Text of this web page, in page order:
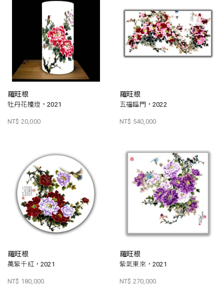
羅旺根
牡丹花檯燈，2021
NT$ 20,000
羅旺根
五福臨門，2022
NT$ 540,000
羅旺根
萬紫千紅，2021
NT$ 180,000
羅旺根
紫氣東來，2021
NT$ 270,000